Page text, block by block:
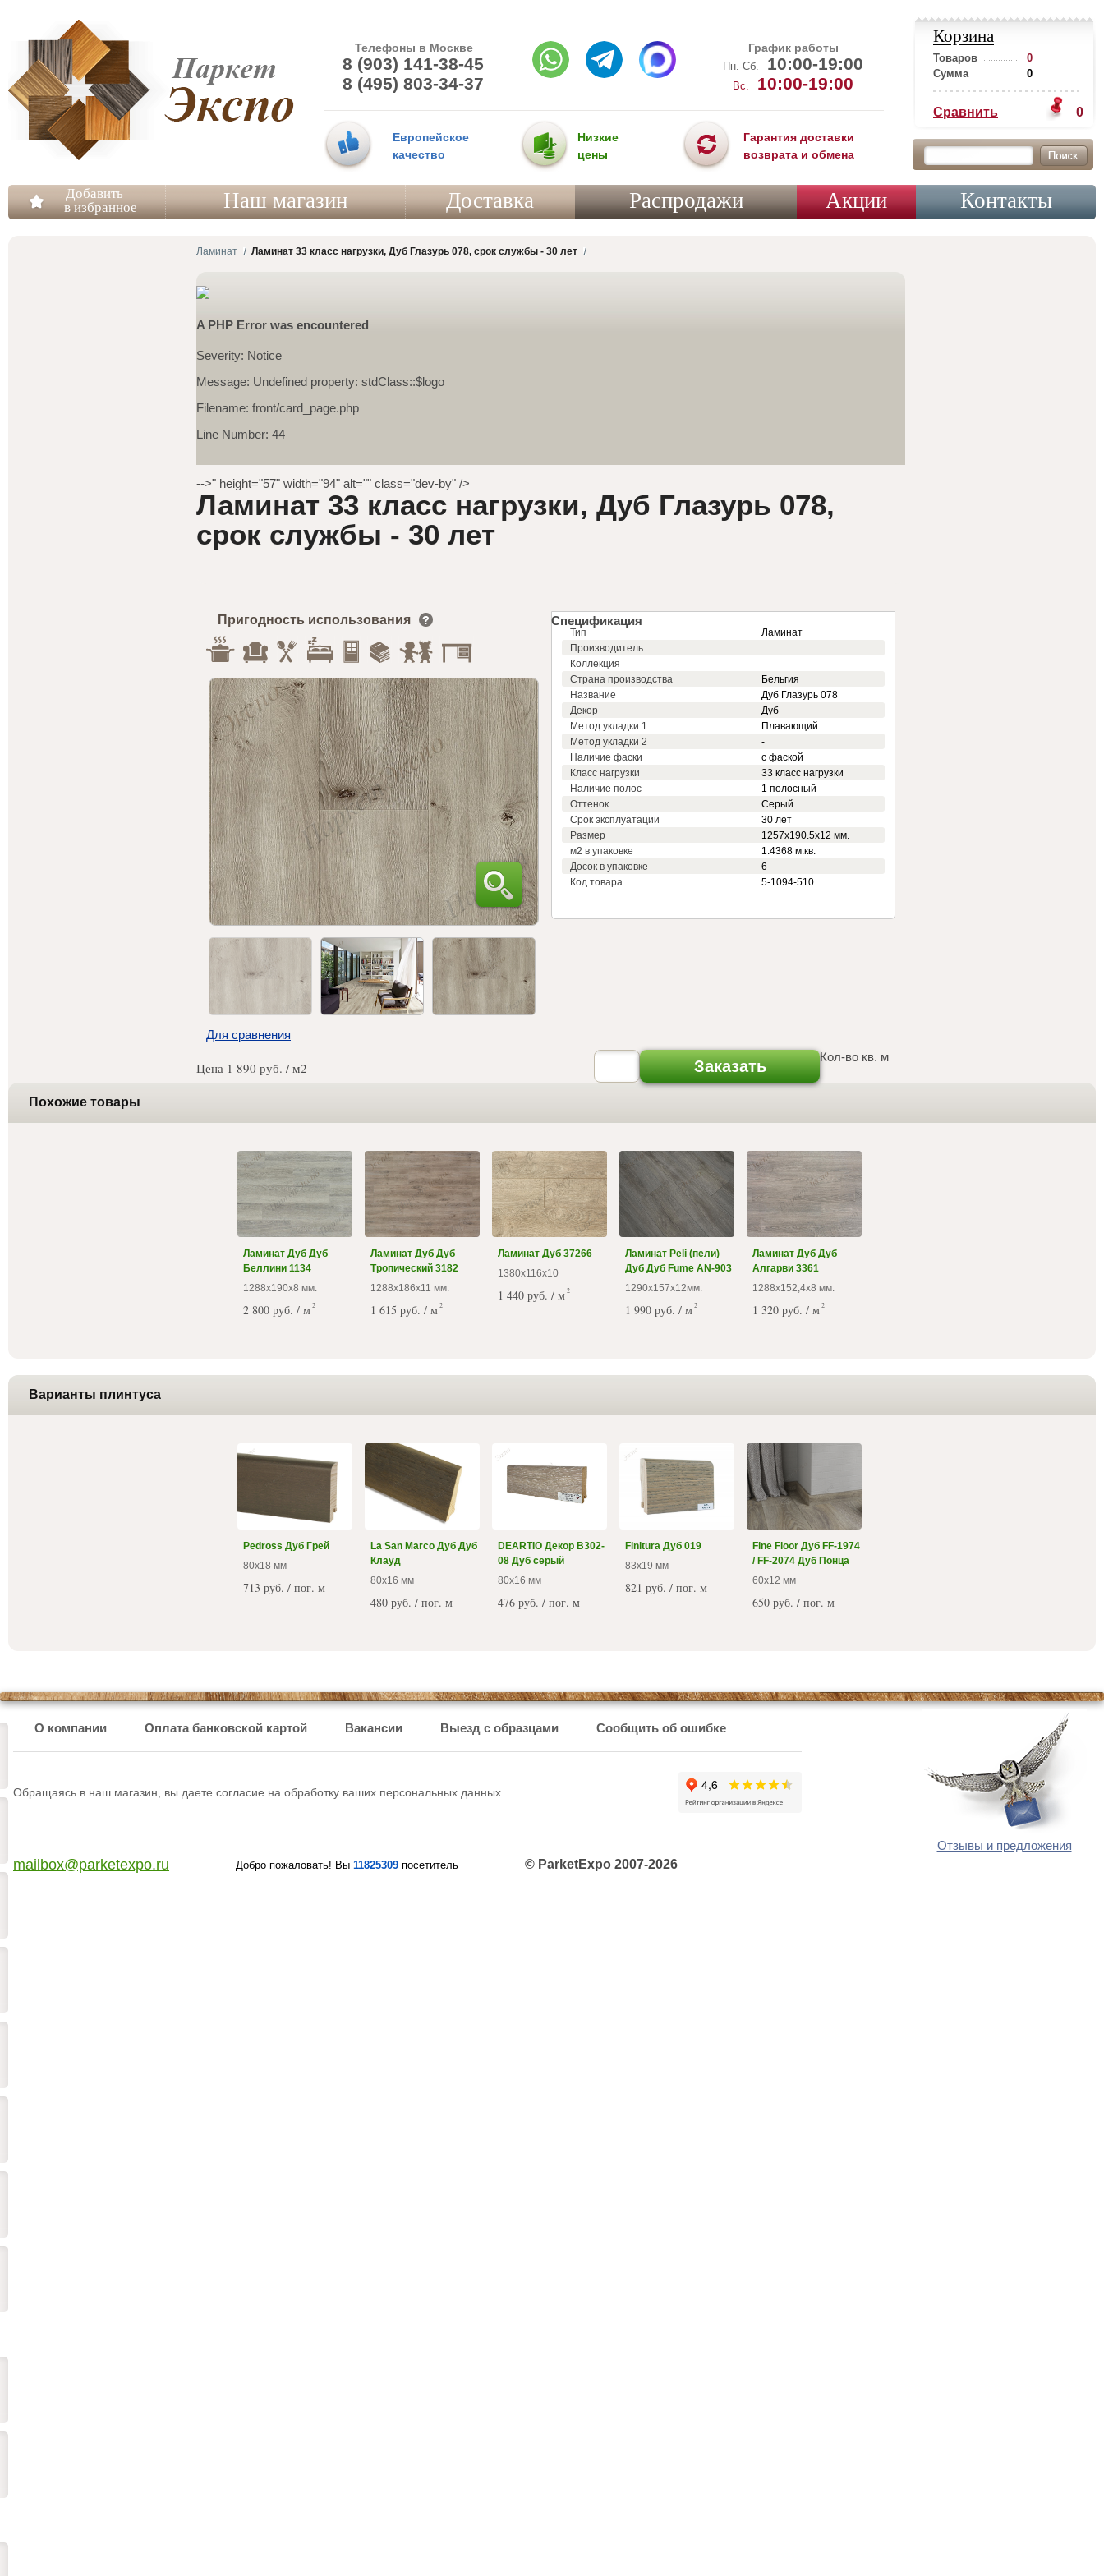
Телефоны в Москве
8 (903) 141-38-45
8 (495) 803-34-37
График работы
Пн.-Сб. 10:00-19:00
Вс. 10:00-19:00
Европейское
качество
Низкие
цены
Гарантия доставки
возврата и обмена
Корзина
Товаров
0
Сумма
0
Сравнить 0
Добавить
в избранное
Наш магазин Доставка Распродажи Акции Контакты
Ламинат Ламинат 33 класс нагрузки, Дуб Глазурь 078, срок службы - 30 лет
A PHP Error was encountered
Severity: Notice
Message: Undefined property: stdClass::$logo
Filename: front/card_page.php
Line Number: 44
-->" height="57" width="94" alt="" class="dev-by" />
Ламинат 33 класс нагрузки, Дуб Глазурь 078,
срок службы - 30 лет
Пригодность использования
Для сравнения
Спецификация
Тип
Ламинат
Производитель
Коллекция
Страна производства
Бельгия
Название
Дуб Глазурь 078
Декор
Дуб
Метод укладки 1
Плавающий
Метод укладки 2
-
Наличие фаски
с фаской
Класс нагрузки
33 класс нагрузки
Наличие полос
1 полосный
Оттенок
Серый
Срок эксплуатации
30 лет
Размер
1257х190.5х12 мм.
м2 в упаковке
1.4368 м.кв.
Досок в упаковке
6
Код товара
5-1094-510
Цена 1 890 руб. / м2
Кол-во кв. м
Заказать
Похожие товары
Ламинат Дуб Дуб
Беллини 1134
1288х190х8 мм.
2 800 руб. / м 2
Ламинат Дуб Дуб
Тропический 3182
1288х186х11 мм.
1 615 руб. / м 2
Ламинат Дуб 37266
1380х116х10
1 440 руб. / м 2
Ламинат Peli (пели)
Дуб Дуб Fume AN-903
1290х157х12мм.
1 990 руб. / м 2
Ламинат Дуб Дуб
Алгарви 3361
1288х152,4х8 мм.
1 320 руб. / м 2
Варианты плинтуса
Pedross Дуб Грей
80х18 мм
713 руб. / пог. м
La San Marco Дуб Дуб
Клауд
80x16 мм
480 руб. / пог. м
DEARTIO Декор B302-
08 Дуб серый
80x16 мм
476 руб. / пог. м
Finitura Дуб 019
83x19 мм
821 руб. / пог. м
Fine Floor Дуб FF-1974
/ FF-2074 Дуб Понца
60x12 мм
650 руб. / пог. м
О компании Оплата банковской картой Вакансии Выезд с образцами Сообщить об ошибке
Обращаясь в наш магазин, вы даете согласие на обработку ваших персональных данных
mailbox@parketexpo.ru Добро пожаловать! Вы 11825309 посетитель © ParketExpo 2007-2026
Отзывы и предложения